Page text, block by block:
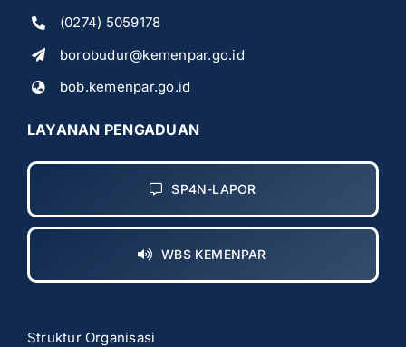
(0274) 5059178
borobudur@kemenpar.go.id
bob.kemenpar.go.id
LAYANAN PENGADUAN
SP4N-LAPOR
WBS KEMENPAR
Struktur Organisasi